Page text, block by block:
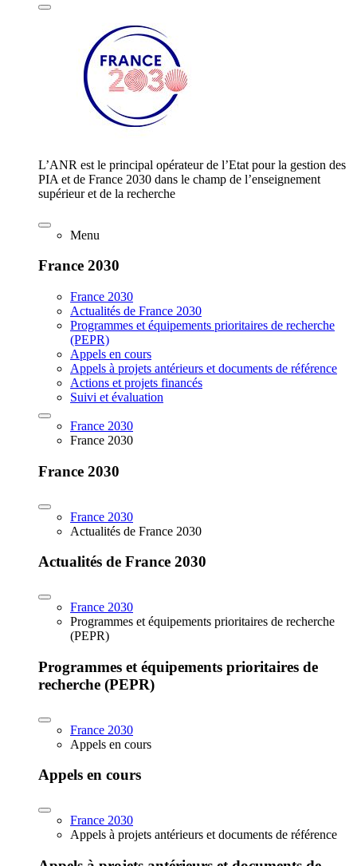
L’ANR est le principal opérateur de l’Etat pour la gestion des
PIA et de France 2030 dans le champ de l’enseignement
supérieur et de la recherche
Menu
France 2030
France 2030
Actualités de France 2030
Programmes et équipements prioritaires de recherche
(PEPR)
Appels en cours
Appels à projets antérieurs et documents de référence
Actions et projets financés
Suivi et évaluation
France 2030
France 2030
France 2030
France 2030
Actualités de France 2030
Actualités de France 2030
France 2030
Programmes et équipements prioritaires de recherche
(PEPR)
Programmes et équipements prioritaires de
recherche (PEPR)
France 2030
Appels en cours
Appels en cours
France 2030
Appels à projets antérieurs et documents de référence